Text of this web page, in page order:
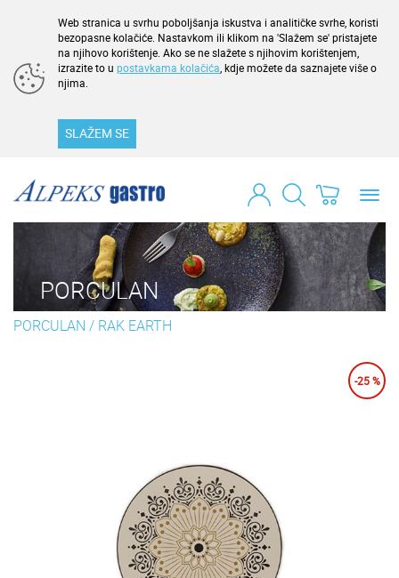
Web stranica u svrhu poboljšanja iskustva i analitičke svrhe, koristi
bezopasne kolačiće. Nastavkom ili klikom na 'Slažem se' pristajete
na njihovo korištenje. Ako se ne slažete s njihovim korištenjem,
izrazite to u postavkama kolačića , kdje možete da saznajete više o
njima.
SLAŽEM SE
PORCULAN
PORCULAN / RAK EARTH
-25 %